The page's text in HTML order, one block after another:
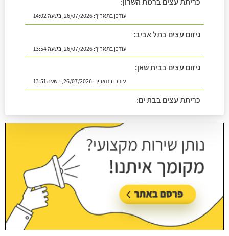
עודכן בתאריך:26/07/2026, בשעה 14:02
גיזום עצים בתל אביב:
עודכן בתאריך:26/07/2026, בשעה 13:54
גיזום עצים בבית שאן:
עודכן בתאריך:26/07/2026, בשעה 13:51
כריתת עצים בבת ים:
עודכן בתאריך:26/07/2026, בשעה 14:08